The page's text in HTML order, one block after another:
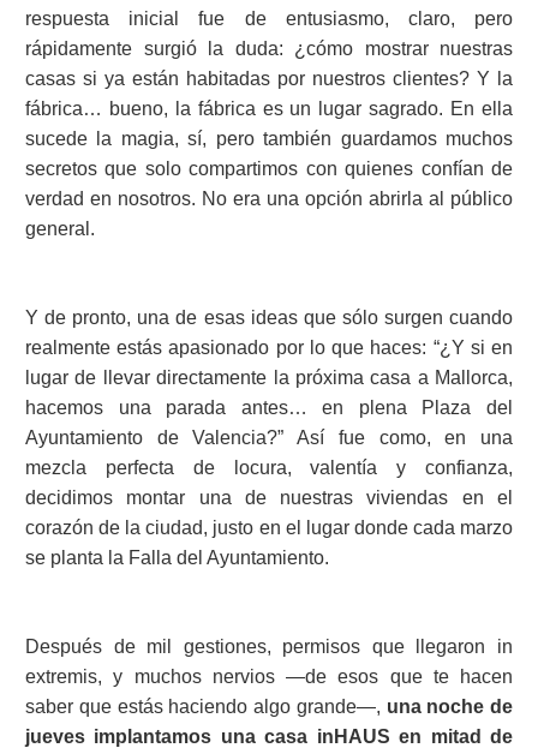
respuesta inicial fue de entusiasmo, claro, pero
rápidamente surgió la duda: ¿cómo mostrar nuestras
casas si ya están habitadas por nuestros clientes? Y la
fábrica… bueno, la fábrica es un lugar sagrado. En ella
sucede la magia, sí, pero también guardamos muchos
secretos que solo compartimos con quienes confían de
verdad en nosotros. No era una opción abrirla al público
general.
Y de pronto, una de esas ideas que sólo surgen cuando
realmente estás apasionado por lo que haces: “¿Y si en
lugar de llevar directamente la próxima casa a Mallorca,
hacemos una parada antes… en plena Plaza del
Ayuntamiento de Valencia?” Así fue como, en una
mezcla perfecta de locura, valentía y confianza,
decidimos montar una de nuestras viviendas en el
corazón de la ciudad, justo en el lugar donde cada marzo
se planta la Falla del Ayuntamiento.
Después de mil gestiones, permisos que llegaron in
extremis, y muchos nervios —de esos que te hacen
saber que estás haciendo algo grande—, una noche de
jueves implantamos una casa inHAUS en mitad de